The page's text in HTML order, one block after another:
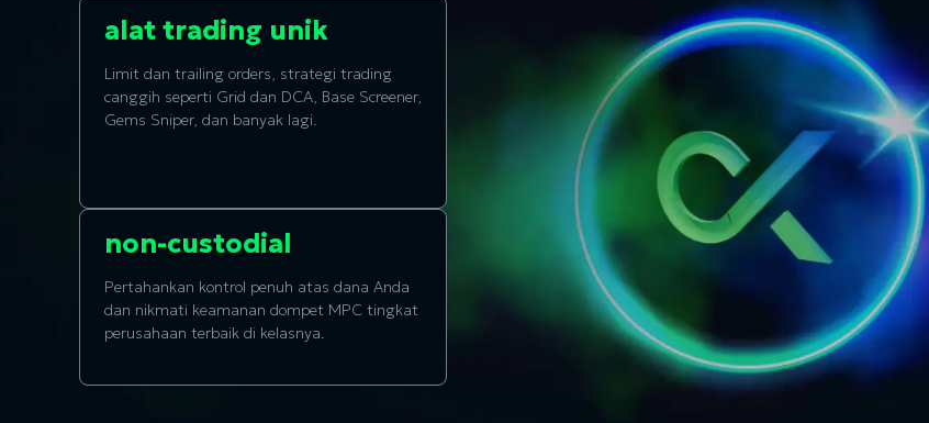
alat trading unik
Limit dan trailing orders, strategi trading
canggih seperti Grid dan DCA, Base Screener,
Gems Sniper, dan banyak lagi.
non-custodial
Pertahankan kontrol penuh atas dana Anda
dan nikmati keamanan dompet MPC tingkat
perusahaan terbaik di kelasnya.